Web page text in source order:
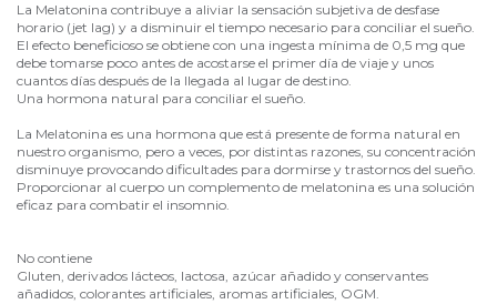
La Melatonina contribuye a aliviar la sensación subjetiva de desfase
horario (jet lag) y a disminuir el tiempo necesario para conciliar el sueño.
El efecto beneficioso se obtiene con una ingesta mínima de 0,5 mg que
debe tomarse poco antes de acostarse el primer día de viaje y unos
cuantos días después de la llegada al lugar de destino.
Una hormona natural para conciliar el sueño.
La Melatonina es una hormona que está presente de forma natural en
nuestro organismo, pero a veces, por distintas razones, su concentración
disminuye provocando dificultades para dormirse y trastornos del sueño.
Proporcionar al cuerpo un complemento de melatonina es una solución
eficaz para combatir el insomnio.
No contiene
Gluten, derivados lácteos, lactosa, azúcar añadido y conservantes
añadidos, colorantes artificiales, aromas artificiales, OGM.